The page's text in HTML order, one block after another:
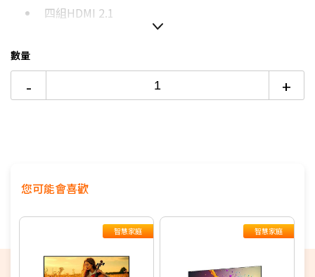
24期
LG電視哪台好？點我看達人教你買
智慧家電功能有哪些？→點我看達人教你買
四組HDMI 2.1
如無電梯，2樓(含)以上，現場收取樓層搬運費1-200元/
樓。
價格包含【標準安裝】+【舊機回收】
※如商品標題掛有【預購】字樣，都將依照預購日期，以訂
通知。
若您同意以上約定事項再行下單，謝謝。
數量
- +
您可能會喜歡
智慧家庭 智慧家庭